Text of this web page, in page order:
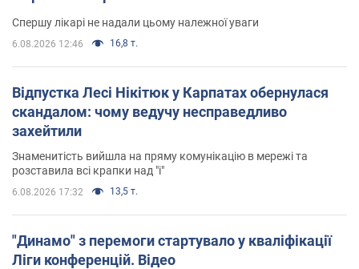
Спершу лікарі не надали цьому належної уваги
6.08.2026 12:46 16,8 т.
Відпустка Лесі Нікітюк у Карпатах обернулася
скандалом: чому ведучу несправедливо
захейтили
Знаменитість вийшла на пряму комунікацію в мережі та
розставила всі крапки над "і"
6.08.2026 17:32 13,5 т.
"Динамо" з перемоги стартувало у кваліфікації
Ліги конференцій. Відео